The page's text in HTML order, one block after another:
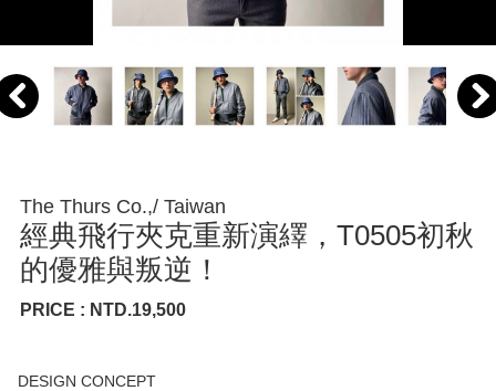
The Thurs Co.,/ Taiwan
經典飛行夾克重新演繹，T0505初秋
的優雅與叛逆！
PRICE : NTD.19,500
DESIGN CONCEPT